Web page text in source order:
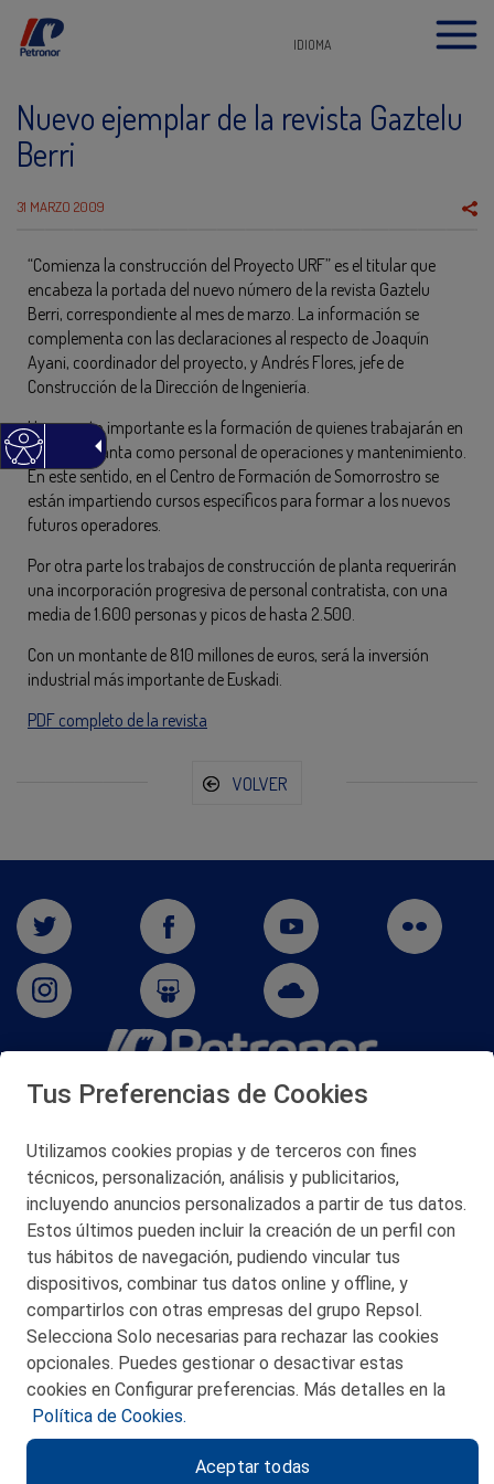
IDIOMA
Nuevo ejemplar de la revista Gaztelu
Berri
31 MARZO 2009
“Comienza la construcción del Proyecto URF” es el titular que
encabeza la portada del nuevo número de la revista Gaztelu
Berri, correspondiente al mes de marzo. La información se
complementa con las declaraciones al respecto de Joaquín
Ayani, coordinador del proyecto, y Andrés Flores, jefe de
Construcción de la Dirección de Ingeniería.
Un aspecto importante es la formación de quienes trabajarán en
la nueva planta como personal de operaciones y mantenimiento.
En este sentido, en el Centro de Formación de Somorrostro se
están impartiendo cursos específicos para formar a los nuevos
futuros operadores.
Por otra parte los trabajos de construcción de planta requerirán
una incorporación progresiva de personal contratista, con una
media de 1.600 personas y picos de hasta 2.500.
Con un montante de 810 millones de euros, será la inversión
industrial más importante de Euskadi.
PDF completo de la revista
VOLVER
San Martín 5-Edificio Muñatones,
© 2026 Petronor S.A.
CONTACTO
MAPA WEB
POLITICA DE PRIVACIDAD
POLITICA DE COOKIES
Tus Preferencias de Cookies
Utilizamos cookies propias y de terceros con fines
técnicos, personalización, análisis y publicitarios,
incluyendo anuncios personalizados a partir de tus datos.
Estos últimos pueden incluir la creación de un perfil con
tus hábitos de navegación, pudiendo vincular tus
dispositivos, combinar tus datos online y offline, y
compartirlos con otras empresas del grupo Repsol.
Selecciona Solo necesarias para rechazar las cookies
opcionales. Puedes gestionar o desactivar estas
cookies en Configurar preferencias. Más detalles en la
Política de Cookies.
Aceptar todas